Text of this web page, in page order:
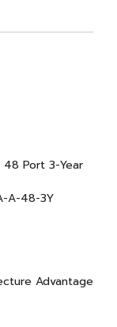
Port 3-Year
A-48-3Y
Advantage